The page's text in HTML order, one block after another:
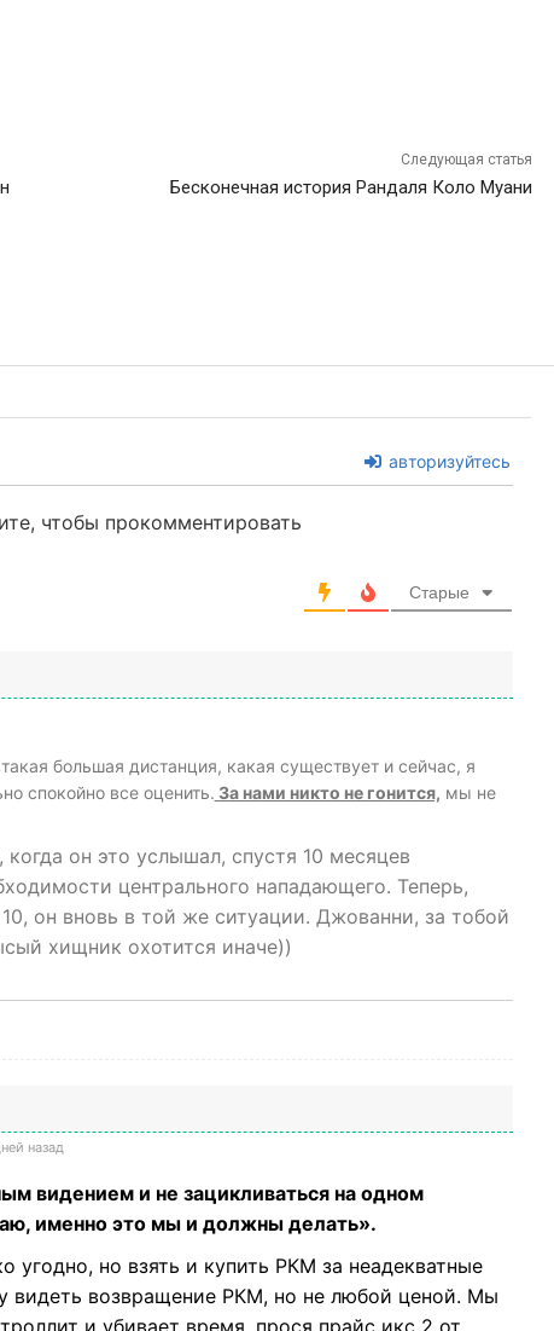
Следующая статья
Бесконечная история Рандаля Коло Муани
авторизуйтесь
чтобы прокомментировать
Старые
большая дистанция, какая существует и сейчас, я
спокойно все оценить. За нами никто не гонится, мы не
он это услышал, спустя 10 месяцев
центрального нападающего. Теперь,
он вновь в той же ситуации. Джованни, за тобой
хищник охотится иначе))
назад
видением и не зацикливаться на одном
именно это мы и должны делать».
угодно, но взять и купить РКМ за неадекватные
видеть возвращение РКМ, но не любой ценой. Мы